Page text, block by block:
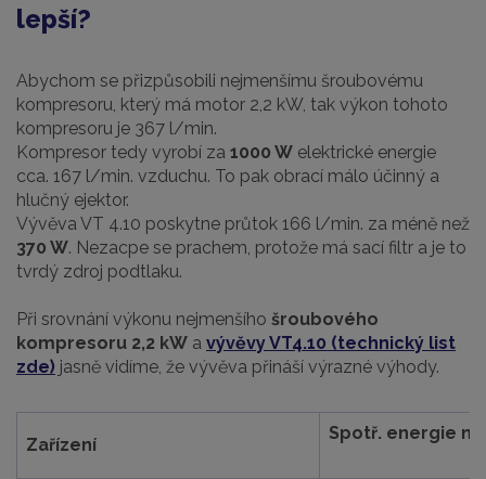
lepší?
Abychom se přizpůsobili nejmenšímu šroubovému
kompresoru, který má motor 2,2 kW, tak výkon tohoto
kompresoru je 367 l/min.
Kompresor tedy vyrobí za 1000 W elektrické energie
cca. 167 l/min. vzduchu. To pak obrací málo účinný a
hlučný ejektor.
Vývěva VT 4.10 poskytne průtok 166 l/min. za méně než
370 W. Nezacpe se prachem, protože má sací filtr a je to
tvrdý zdroj podtlaku.
Při srovnání výkonu nejmenšího šroubového
kompresoru 2,2 kW a vývěvy VT4.10 (technický list
zde) jasně vidíme, že vývěva přináší výrazné výhody.
Zařízení
Spotř. energie